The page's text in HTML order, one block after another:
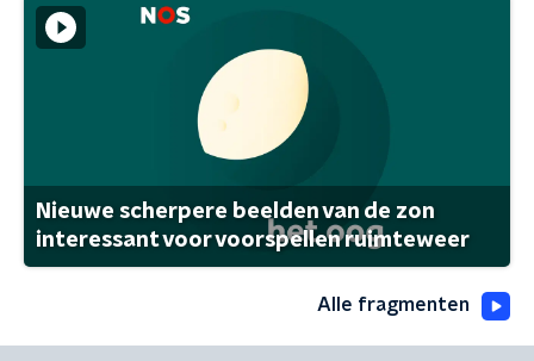
Nieuwe scherpere beelden van de zon
interessant voor voorspellen ruimteweer
Alle fragmenten